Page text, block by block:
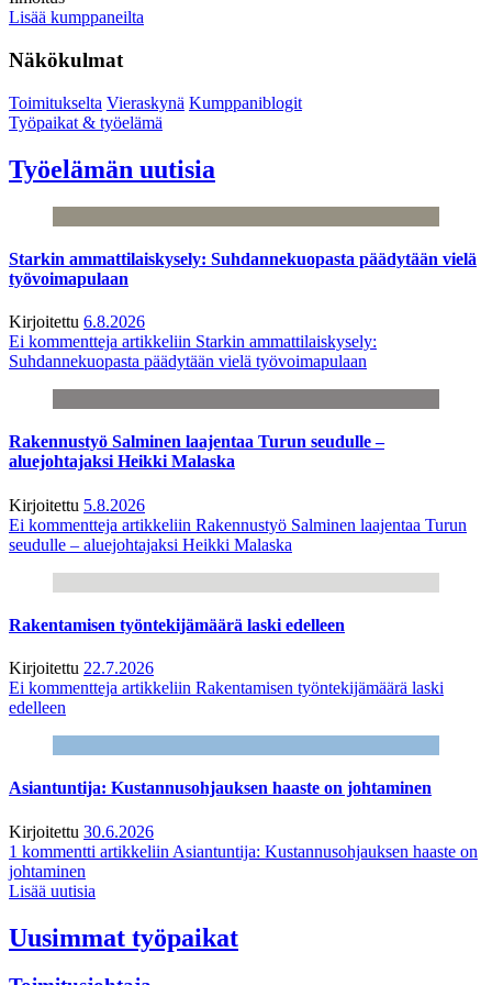
Lisää kumppaneilta
Näkökulmat
Toimitukselta Vieraskynä Kumppaniblogit
Työpaikat & työelämä
Työelämän uutisia
Starkin ammattilaiskysely: Suhdannekuopasta päädytään vielä
työvoimapulaan
Kirjoitettu 6.8.2026
Ei kommentteja artikkeliin Starkin ammattilaiskysely:
Suhdannekuopasta päädytään vielä työvoimapulaan
Rakennustyö Salminen laajentaa Turun seudulle –
aluejohtajaksi Heikki Malaska
Kirjoitettu 5.8.2026
Ei kommentteja artikkeliin Rakennustyö Salminen laajentaa Turun
seudulle – aluejohtajaksi Heikki Malaska
Rakentamisen työntekijämäärä laski edelleen
Kirjoitettu 22.7.2026
Ei kommentteja artikkeliin Rakentamisen työntekijämäärä laski
edelleen
Asiantuntija: Kustannusohjauksen haaste on johtaminen
Kirjoitettu 30.6.2026
1 kommentti artikkeliin Asiantuntija: Kustannusohjauksen haaste on
johtaminen
Lisää uutisia
Uusimmat työpaikat